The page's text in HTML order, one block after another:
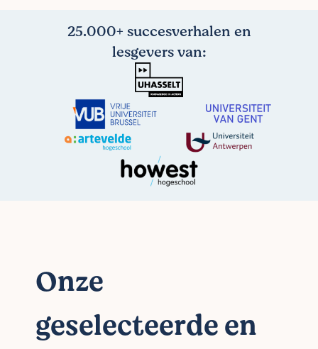
25.000+ succesverhalen en
lesgevers van:
Onze
geselecteerde en